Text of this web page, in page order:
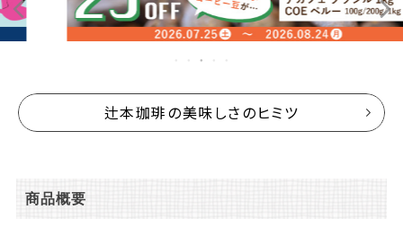
辻本珈琲の美味しさのヒミツ
商品概要